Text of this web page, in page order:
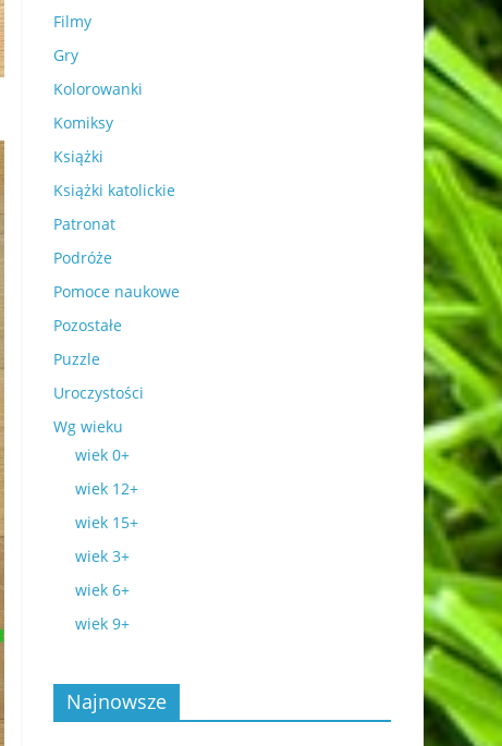
Filmy
Gry
Kolorowanki
Komiksy
Książki
Książki katolickie
Patronat
Podróże
Pomoce naukowe
Pozostałe
Puzzle
Uroczystości
Wg wieku
wiek 0+
wiek 12+
wiek 15+
wiek 3+
wiek 6+
wiek 9+
Najnowsze